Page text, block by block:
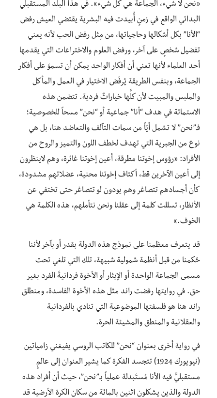
«نحن لا شيء، الجماعة هي كل شيء». في هذا البلد المستقبلي
البدائي الواقع في زمنٍ أُبيدت فيه البشرية يقتضي العيش رفض
“الأنا” بكل أشكالها وحاجياتها، من مِثل رفض الحب لأنه يعني
تفضيل شخصٍ على آخر، ورفض العلوم والاختراعات التي يقدمها
أحد العلماء لأنها تعني أن أفكار الواحد يمكن أن تسموَ على أفكار
الجماعة، وبنفس الطريقة يُرفَض الاختيار في العمل والمأكل
والملبس والمبيت لأن كلَّها خياراتٌ فردية. تتضمن هذه
الاستماتة في هدف “أنا” جماعية أو “نحن” مسحاً للخصوصية؛
فـ”نحن” لا تشمل أيّاً من سمات التآلف والتعاضد هنا، بل هي
نوع من الجبرية التي تهدف لخطف اللون والتميز والروح من
الأفراد: «رؤوس إخوتنا مطرقة، أعين إخوتنا غائرة، وهم لاينظرون
إلى أعين الآخرين قط، أكتاف إخوتنا محنية، عضلاتهم مشدودة،
كأن أجسادهم تتصاغر وهم يودون لو تتصاغر حتى تختفي عن
الأنظار، تسللت كلمة إلى عقلنا ونحن نتأملهم، هذه الكلمة هي
الخوف.»
قد يتعرف معظمنا على نموذج هذه الدولة بقدر أو بآخر لأننا
حُكمنا من قبل أنظمة شمولية شبيهة، تلك التي تلغي تحت
مسمى الجماعة الواحدة أو الإيثار أو الأخوة فردانيةَ الفرد بغير
حق. في روايتها رفضت راند مثل هذه الأخوة الفاسدة، ومنطلق
راند هنا هو فلسفتها الموضوعية التي تنادي بالفردانية
والعقلانية والمنطق والمشيئة الحرة.
في رواية أخرى بعنوان “نحن” للكاتب الروسي يفيغني زامياتين
(نيويورك 1924) تتجسد الفكرة كما يشير العنوان إلى عالمٍ
مستقبليٍّ فيه الأنا مُستَبدلة عملياً بـ”نحن”، حيث أن أفراد هذه
الدولة والذين يشكلون اثنين بالمائة من سكان الكرة الأرضية قد